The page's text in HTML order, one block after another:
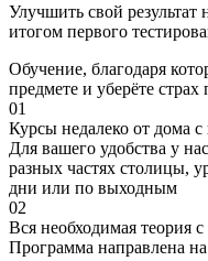
Улучшить свой
итогом первого
Обучение, благодаря
предмете и уберёте страх
01
Курсы недалеко от дома
Для вашего удобства у
разных частях столицы,
дни или по выходным
02
Вся необходимая теория
Программа направлена